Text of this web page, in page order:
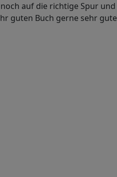
auf die richtige Spur
guten Buch gerne sehr